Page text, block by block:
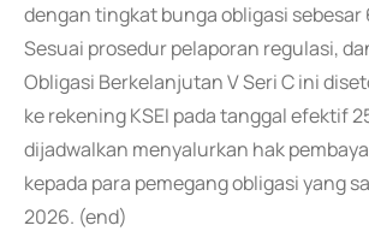
dengan tingkat bunga obligasi sebesar
Sesuai prosedur pelaporan regulasi,
Obligasi Berkelanjutan V Seri C ini
ke rekening KSEI pada tanggal efektif
dijadwalkan menyalurkan hak
kepada para pemegang obligasi yang
2026. (end)